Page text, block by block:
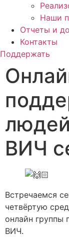
Наши
Отчеты и
Контакты
Поддержать
ВИЧ
Встречаемся
четвёртую
онлайн
ВИЧ.